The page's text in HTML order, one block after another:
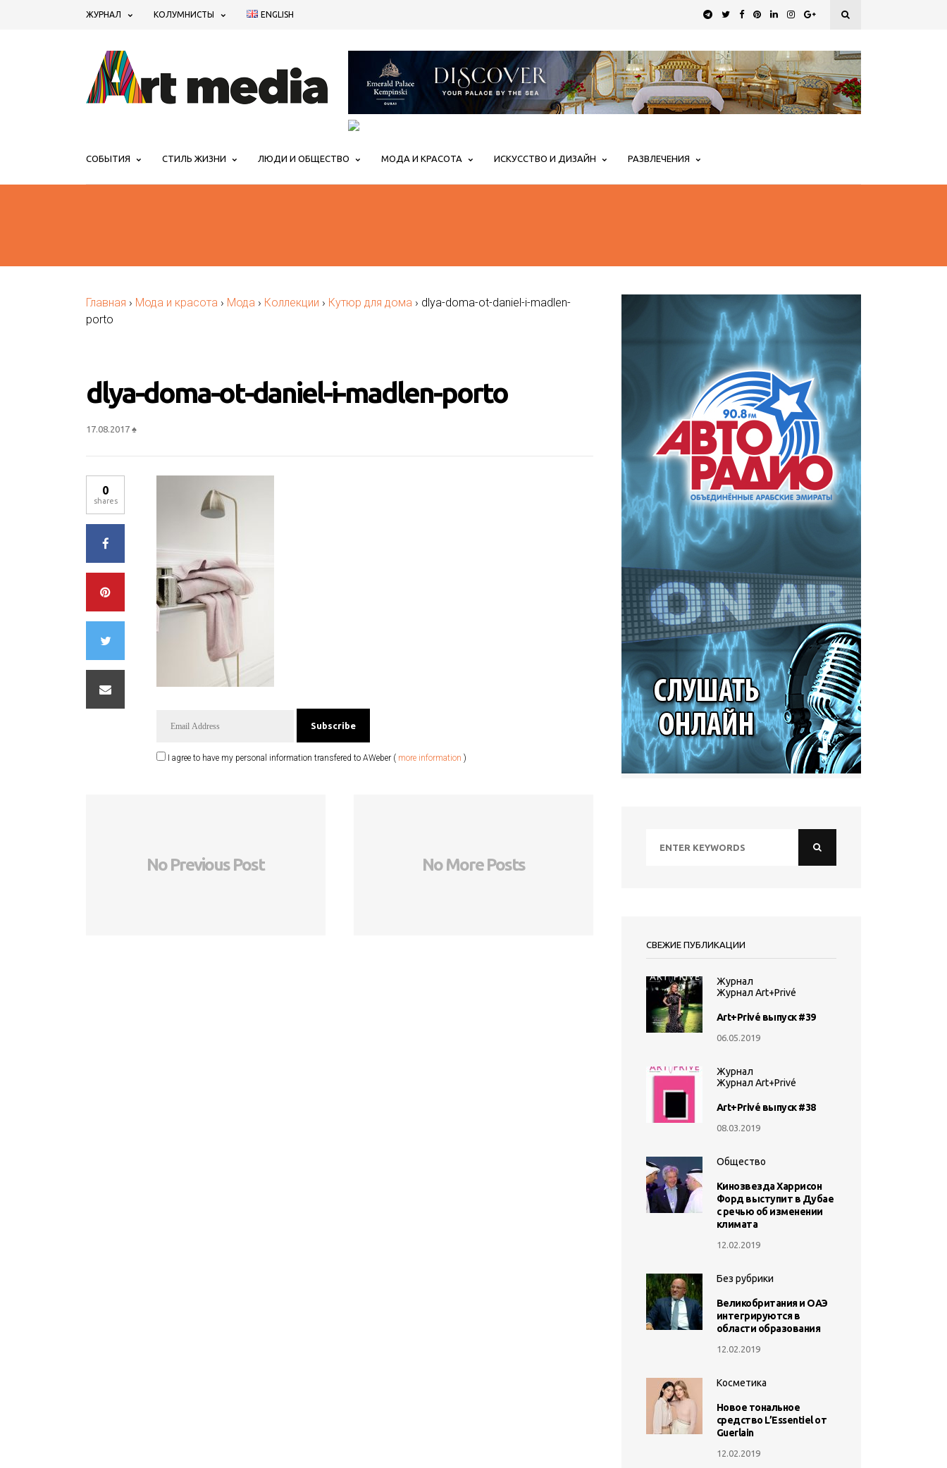
ЖУРНАЛ КОЛУМНИСТЫ ENGLISH
СОБЫТИЯ СТИЛЬ ЖИЗНИ ЛЮДИ И ОБЩЕСТВО МОДА И КРАСОТА ИСКУССТВО И ДИЗАЙН РАЗВЛЕЧЕНИЯ
Главная › Мода и красота › Мода › Коллекции › Кутюр для дома › dlya-doma-ot-daniel-i-madlen-
porto
dlya-doma-ot-daniel-i-madlen-porto
17.08.2017 ♠
I agree to have my personal information transfered to AWeber ( more information )
0
shares
No Previous Post No More Posts
СВЕЖИЕ ПУБЛИКАЦИИ
Журнал
Журнал Art+Privé
Art+Privé выпуск #39
06.05.2019
Журнал
Журнал Art+Privé
Art+Privé выпуск #38
08.03.2019
Общество
Кинозвезда Харрисон
Форд выступит в Дубае
с речью об изменении
климата
12.02.2019
Без рубрики
Великобритания и ОАЭ
интегрируются в
области образования
12.02.2019
Косметика
Новое тональное
средство L’Essentiel от
Guerlain
12.02.2019